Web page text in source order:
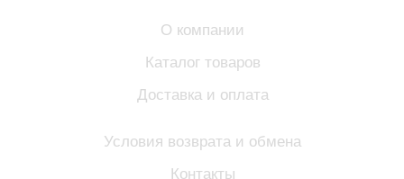
О компании
Каталог товаров
Доставка и оплата
Условия возврата и обмена
Контакты